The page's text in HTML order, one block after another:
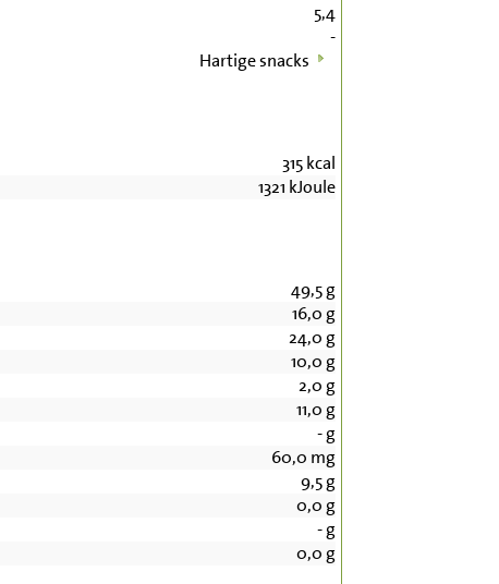
5,4
-
Hartige snacks
315kcal
1321 kJoule
49,5g
16,0 g
24,0 g
10,0 g
2,0 g
11,0 g
-g
60,0 mg
9,5g
0,0 g
-g
0,0 g